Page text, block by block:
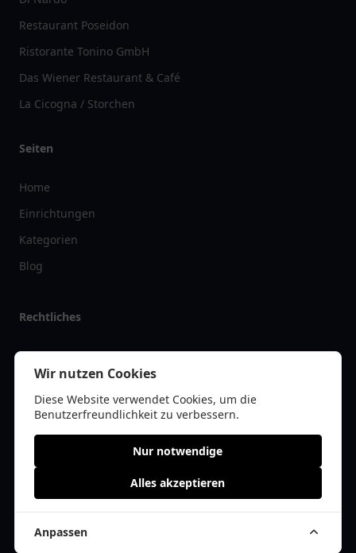
Restaurant Poseidon
Ristorante Tonino GmbH
Das Wiener Restaurant & Café
La Cicogna / Storchen
Seiten
Home
Einrichtungen
Kategorien
Blog
Rechtliches
Impressum
Datenschutz
Kontakt
© 2026 restaurantlist.de | Alle Rechte vorbehalten | * =Affiliate-Links /
Cookie Einwilligung anpassen
Wir nutzen Cookies
Diese Website verwendet Cookies, um die
Benutzerfreundlichkeit zu verbessern.
Nur notwendige
Alles akzeptieren
Anpassen